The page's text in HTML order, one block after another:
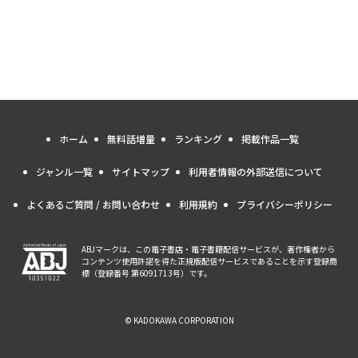
ホーム 無料話増量 ランキング 掲載作品一覧
ジャンル一覧 サイトマップ 利用者情報の外部送信について
よくあるご質問 / お問い合わせ 利用規約 プライバシーポリシー
ABJマークは、この電子書店・電子書籍配信サービスが、著作権者から
コンテンツ使用許諾を得た正規版配信サービスであることを示す登録商
標（登録番号 第6091713号）です。
© KADOKAWA CORPORATION